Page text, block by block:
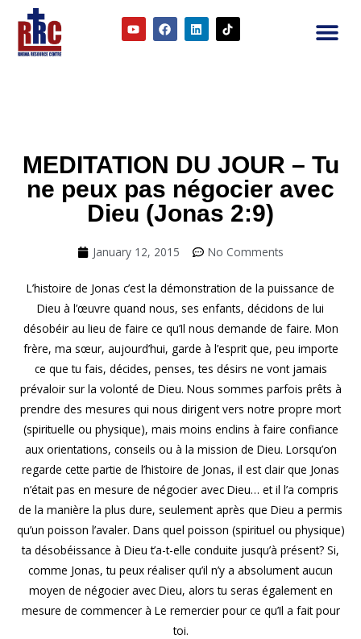
MEDITATION DU JOUR – Tu
ne peux pas négocier avec
Dieu (Jonas 2:9)
January 12, 2015 No Comments
L’histoire de Jonas c’est la démonstration de la puissance de
Dieu à l’œuvre quand nous, ses enfants, décidons de lui
désobéir au lieu de faire ce qu’Il nous demande de faire. Mon
frère, ma sœur, aujourd’hui, garde à l’esprit que, peu importe
ce que tu fais, décides, penses, tes désirs ne vont jamais
prévaloir sur la volonté de Dieu. Nous sommes parfois prêts à
prendre des mesures qui nous dirigent vers notre propre mort
(spirituelle ou physique), mais moins enclins à faire confiance
aux orientations, conseils ou à la mission de Dieu. Lorsqu’on
regarde cette partie de l’histoire de Jonas, il est clair que Jonas
n’était pas en mesure de négocier avec Dieu… et il l’a compris
de la manière la plus dure, seulement après que Dieu a permis
qu’un poisson l’avaler. Dans quel poisson (spirituel ou physique)
ta désobéissance à Dieu t’a-t-elle conduite jusqu’à présent? Si,
comme Jonas, tu peux réaliser qu’il n’y a absolument aucun
moyen de négocier avec Dieu, alors tu seras également en
mesure de commencer à Le remercier pour ce qu’Il a fait pour
toi.